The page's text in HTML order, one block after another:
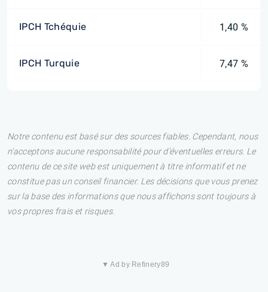
IPCH Tchéquie 1,40 %
IPCH Turquie 7,47 %
Notre contenu est basé sur des sources fiables. Cependant, nous
n'acceptons aucune responsabilité pour d'éventuelles erreurs. Le
contenu de ce site web est uniquement à titre informatif et ne
constitue pas un conseil financier. Les décisions que vous prenez
sur la base des informations que nous affichons sont toujours à
vos propres frais et risques.
▼ Ad by Refinery89